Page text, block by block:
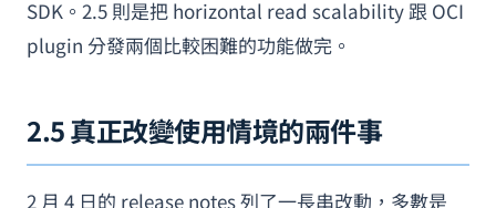
SDK。2.5 則是把 horizontal read scalability 跟 OCI
plugin 分發兩個比較困難的功能做完。
2.5 真正改變使用情境的兩件事
2 月 4 日的 release notes 列了一長串改動，多數是